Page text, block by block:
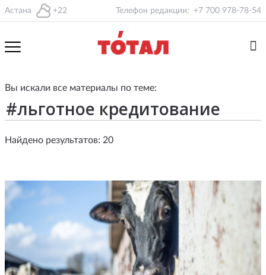
Астана +22 Телефон редакции: +7 700 978-78-54
Вы искали все материалы по теме:
Найдено результатов: 20